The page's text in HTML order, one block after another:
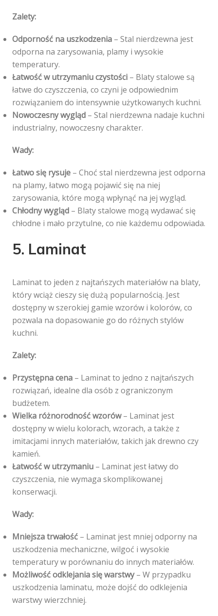
Zalety:
Odporność na uszkodzenia – Stal nierdzewna jest
odporna na zarysowania, plamy i wysokie
temperatury.
Łatwość w utrzymaniu czystości – Blaty stalowe są
łatwe do czyszczenia, co czyni je odpowiednim
rozwiązaniem do intensywnie użytkowanych kuchni.
Nowoczesny wygląd – Stal nierdzewna nadaje kuchni
industrialny, nowoczesny charakter.
Wady:
Łatwo się rysuje – Choć stal nierdzewna jest odporna
na plamy, łatwo mogą pojawić się na niej
zarysowania, które mogą wpłynąć na jej wygląd.
Chłodny wygląd – Blaty stalowe mogą wydawać się
chłodne i mało przytulne, co nie każdemu odpowiada.
5. Laminat
Laminat to jeden z najtańszych materiałów na blaty,
który wciąż cieszy się dużą popularnością. Jest
dostępny w szerokiej gamie wzorów i kolorów, co
pozwala na dopasowanie go do różnych stylów
kuchni.
Zalety:
Przystępna cena – Laminat to jedno z najtańszych
rozwiązań, idealne dla osób z ograniczonym
budżetem.
Wielka różnorodność wzorów– Laminat jest
dostępny w wielu kolorach, wzorach, a także z
imitacjami innych materiałów, takich jak drewno czy
kamień.
Łatwość w utrzymaniu – Laminat jest łatwy do
czyszczenia, nie wymaga skomplikowanej
konserwacji.
Wady:
Mniejsza trwałość – Laminat jest mniej odporny na
uszkodzenia mechaniczne, wilgoć i wysokie
temperatury w porównaniu do innych materiałów.
Możliwość odklejania się warstwy– W przypadku
uszkodzenia laminatu, może dojść do odklejenia
warstwy wierzchniej.